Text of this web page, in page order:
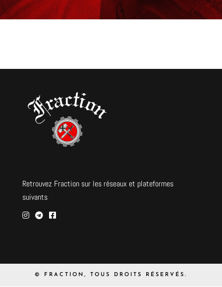
Retrouvez Fraction sur les réseaux et plateformes
suivants
© FRACTION, TOUS DROITS RÉSERVÉS.